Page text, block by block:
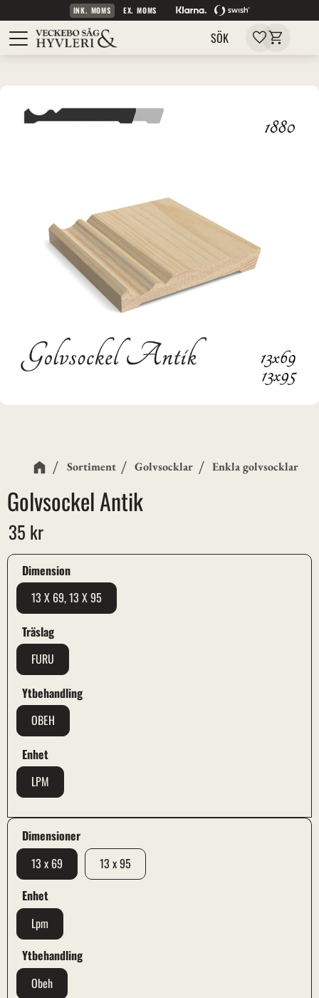
Meny
INK. MOMS EX. MOMS
SÖK Favoriter
Kundvagn
Sortiment Golvsocklar Enkla golvsocklar
Golvsockel Antik
35 kr
Dimensioner
13 x 69
13 x 95
Enhet
Lpm
Ytbehandling
Obeh
Dimension
13 X 69, 13 X 95
Träslag
FURU
Ytbehandling
OBEH
Enhet
LPM